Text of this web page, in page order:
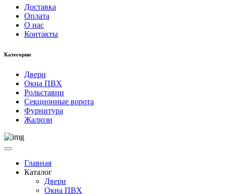
Доставка
Оплата
О нас
Контакты
Категории
Двери
Окна ПВХ
Рольставни
Секционные ворота
Фурнитура
Жалюзи
Главная
Каталог
Двери
Окна ПВХ